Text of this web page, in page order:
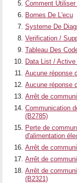
Comment
Bornes De L'ecu
Systeme De
Verification /
Tableau Des
Data List / Active
Aucune réponse
Aucune réponse
Arrêt de
Communication
(B2785)
Perte de
d'alimentation
Arrêt de
Arrêt de
Arrêt de
(B2321)